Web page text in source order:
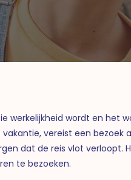
werkelijkheid wordt en het
vereist een bezoek
dat de reis vlot verloopt.
te bezoeken.